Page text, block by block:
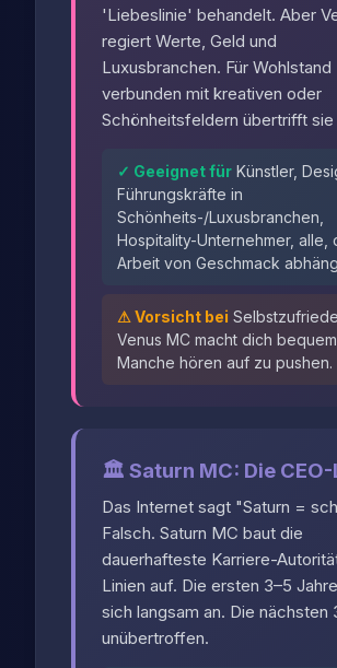
'Liebeslinie' behandelt. Aber
regiert Werte, Geld und
Luxusbranchen. Für Wohlstand
verbunden mit kreativen oder
Schönheitsfeldern übertrifft sie
✓ Geeignet für Künstler,
Führungskräfte in
Schönheits-/Luxusbranchen,
Hospitality-Unternehmer, alle,
Arbeit von Geschmack
⚠ Vorsicht bei
Venus MC macht dich
Manche hören auf zu pushen.
🏛️ Saturn MC: Die
Das Internet sagt "Saturn =
Falsch. Saturn MC baut die
dauerhafteste Karriere-
Linien auf. Die ersten 3–5
sich langsam an. Die nächsten
unübertroffen.